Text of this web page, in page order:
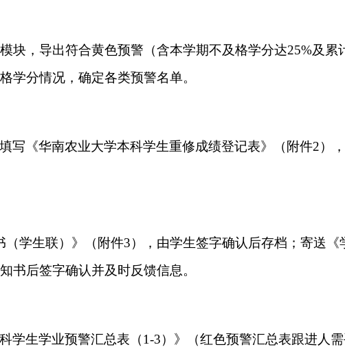
块，导出符合黄色预警（含本学期不及格学分达25%及
学分情况，确定各类预警名单。
写《华南农业大学本科学生重修成绩登记表》（附件2） ，
（学生联）》（附件3），由学生签字确认后存档；寄送
书后签字确认并及时反馈信息。
学生学业预警汇总表（1-3）》 （红色预警汇总表跟进人需